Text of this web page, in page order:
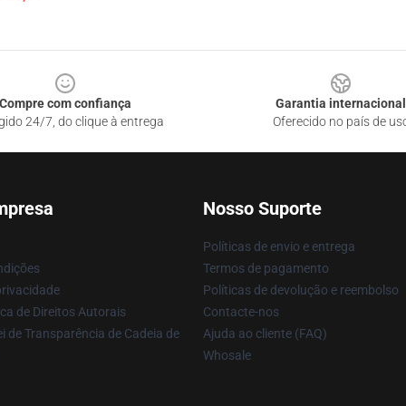
Compre com confiança
24/7, do clique à entrega
Garantia internacional
Oferecido no país de
de Direitos Autorais
de Transparência de Cadeia de
Nosso Suporte
Políticas de envio e entrega
Termos de pagamento
Políticas de devolução e reembolso
Contacte-nos
Ajuda ao cliente (FAQ)
Whosale